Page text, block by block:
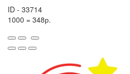
ID - 33714
1000 = 348р.